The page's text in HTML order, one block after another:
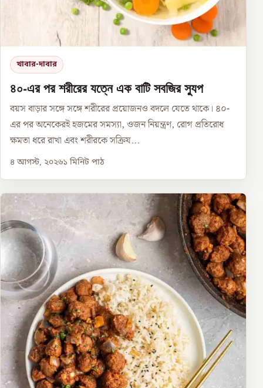
খাবার-দাবার
৪০-এর পর শরীরের যত্নে এক বাটি সবজির স্যুপ
বয়স বাড়ার সঙ্গে সঙ্গে শরীরের প্রয়োজনও বদলে যেতে থাকে। ৪০-
এর পর অনেকেরই হজমের সমস্যা, ওজন নিয়ন্ত্রণ, রোগ প্রতিরোধ
ক্ষমতা ধরে রাখা এবং শরীরকে সক্রিয...
৪ আগস্ট, ২০২৬১ মিনিট পাঠ